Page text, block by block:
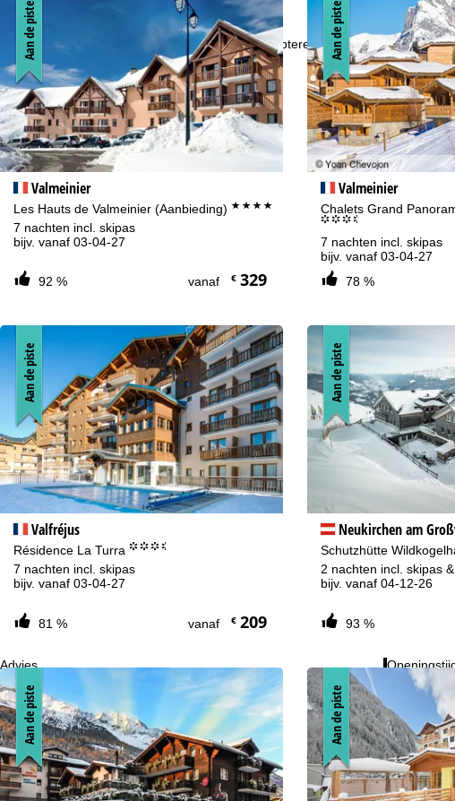
Accepteren
Advies
ma-do:
za-zo:
Valmeinier
Les Hauts de Valmeinier (Aanbieding) ****
7 nachten incl. skipas
bijv. vanaf 03-04-27
92 % vanaf €329
Aan de piste
Valmeinier
Chalets Grand
°°°.
7 nachten incl. skipas
bijv. vanaf 03-04-27
78 %
Aan de piste
Valfréjus
Résidence La Turra °°°.
7 nachten incl. skipas
bijv. vanaf 03-04-27
81 % vanaf €209
Aan de piste
Neukirchen am
Schutzhütte
2 nachten incl. skipas
bijv. vanaf 04-12-26
93 %
Aan de piste
Aan de piste Aan de piste